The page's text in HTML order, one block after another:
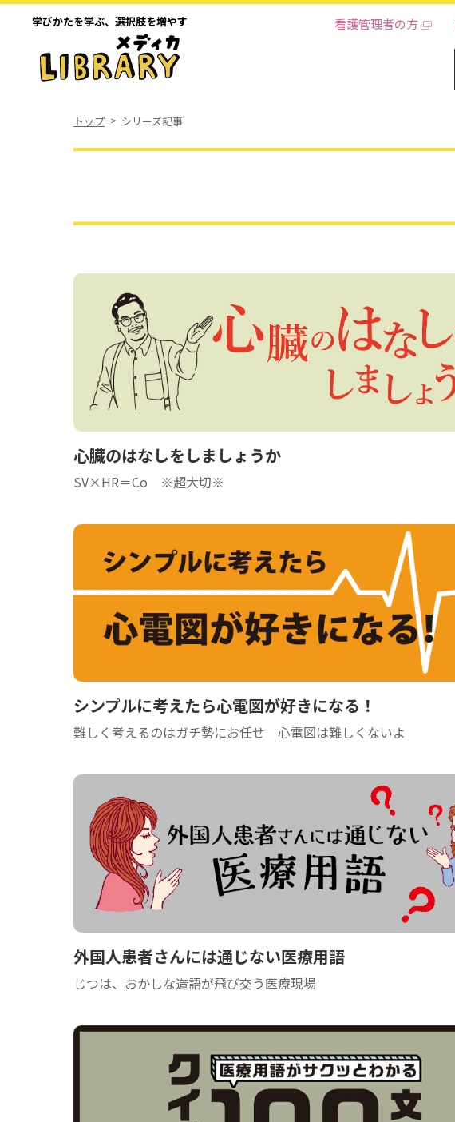
学びかたを学ぶ、 選択肢を増やす 看護管理者の方
トップ シリーズ記事
心臓のはなしをしましょうか
SV×HR＝Co ※超大切※
シンプルに考えたら心電図が好きになる！
難しく考えるのはガチ勢にお任せ 心電図は難しくないよ
外国人患者さんには通じない医療用語
じつは、おかしな造語が飛び交う医療現場